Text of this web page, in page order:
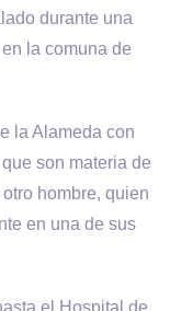
durante una
la comuna de
la Alameda con
son materia de
hombre, quien
en una de sus
el Hospital de